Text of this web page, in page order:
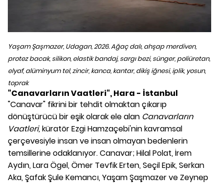
Yaşam Şaşmazer, Udagan, 2026. Ağaç dalı, ahşap merdiven,
protez bacak, silikon, elastik bandaj, sargı bezi, sünger, poliüretan,
elyaf, alüminyum tel, zincir, kanca, kantar, dikiş iğnesi, iplik, yosun,
toprak
"Canavarların Vaatleri", Hara - İstanbul
"Canavar" fikrini bir tehdit olmaktan çıkarıp
dönüştürücü bir eşik olarak ele alan Canavarların
Vaatleri,küratör Ezgi Hamzaçebi'nin kavramsal
çerçevesiyle insan ve insan olmayan bedenlerin
temsillerine odaklanıyor. Canavar; Hilal Polat, İrem
Aydın, Lara Ögel, Ömer Tevfik Erten, Seçil Epik, Serkan
Aka, Şafak Şule Kemancı, Yaşam Şaşmazer ve Zeynep